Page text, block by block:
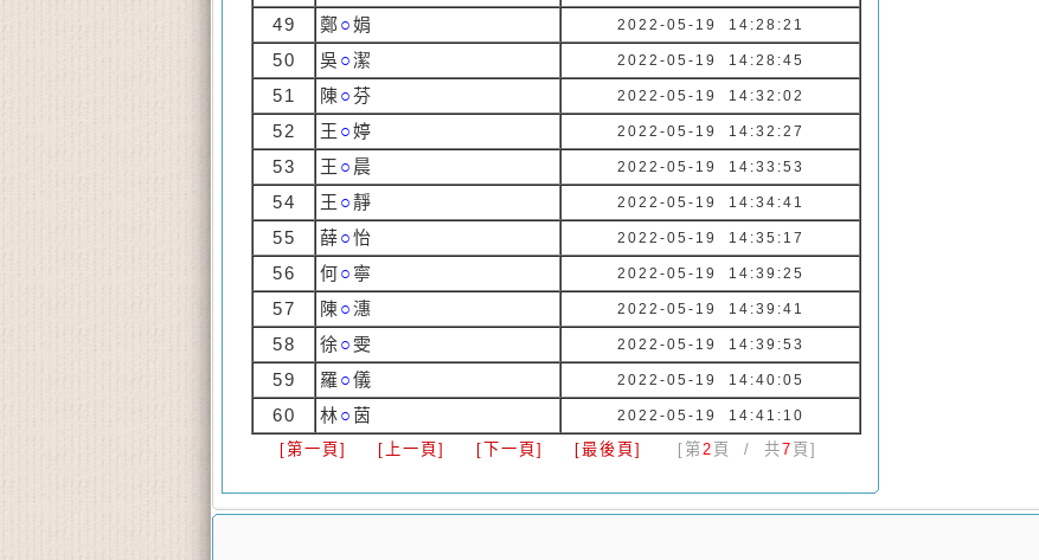
49 鄭○娟 2022-05-19 14:28:21
50 吳○潔 2022-05-19 14:28:45
51 陳○芬 2022-05-19 14:32:02
52 王 ○婷 2022-05-19 14:32:27
53 王 ○ 晨 2022-05-19 14:33:53
54 王 ○靜 2022-05-19 14:34:41
55 薛○怡 2022-05-19 14:35:17
56 何○ 寧 2022-05-19 14:39:25
57 陳○潓 2022-05-19 14:39:41
58 徐○ 雯 2022-05-19 14:39:53
59 羅 ○儀 2022-05-19 14:40:05
60 林○ 茵 2022-05-19 14:41:10
[第一頁] [上一頁] [下一頁] [最後頁] [第2 頁 / 共7 頁]